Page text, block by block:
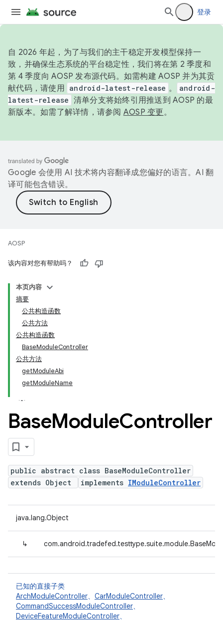
登录
自 2026 年起，为了与我们的主干稳定开发模型保持一
致，并确保生态系统的平台稳定性，我们将在第 2 季度和
第 4 季度向 AOSP 发布源代码。如需构建 AOSP 并为其贡
献代码，请使用 android-latest-release 。
android-
latest-release 清单分支将始终引用推送到 AOSP 的最
新版本。如需了解详情，请参阅 AOSP 变更。
Google 会使用 AI 技术将内容翻译成您偏好的语言。AI 翻
译可能包含错误。
AOSP
该内容对您有帮助吗？
本页内容
摘要
公共构造函数
公共方法
公共构造函数
BaseModuleController
公共方法
getModuleAbi
getModuleName
BaseModuleController
public abstract class BaseModuleController
extends Object
implements IModuleController
java.lang.Object
↳
已知的直接子类
ArchModuleController、 CarModuleController、
CommandSuccessModuleController、
DeviceFeatureModuleController、